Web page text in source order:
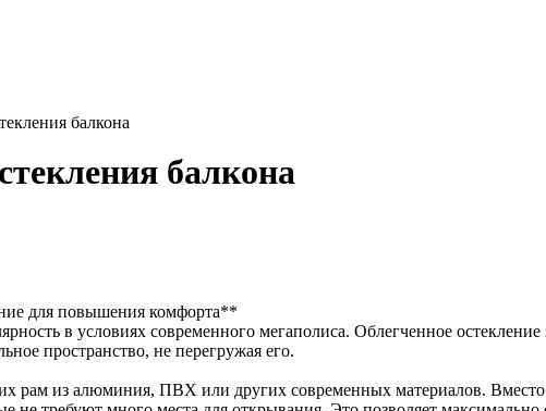
балкона
балкона
для повышения комфорта**
в условиях современного мегаполиса. Облегченное
пространство, не перегружая его.
рам из алюминия, ПВХ или других современных материалов.